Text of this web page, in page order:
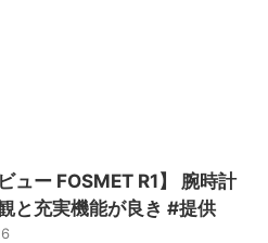
ュー FOSMET R1】 腕時計
と充実機能が良き #提供